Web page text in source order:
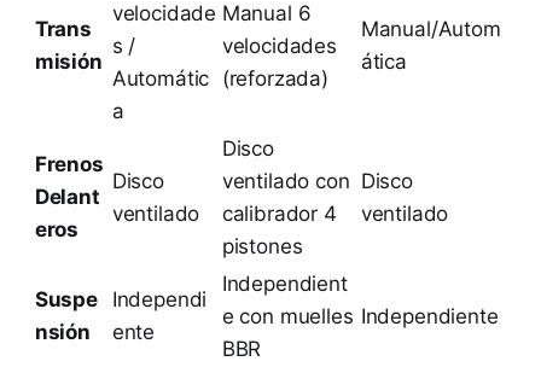
Trans
misión
velocidade
s /
Automátic
a
Manual 6
velocidades
(reforzada)
Manual/Autom
ática
Frenos
Delant
eros
Disco
ventilado
Disco
ventilado con
calibrador 4
pistones
Disco
ventilado
Suspe
nsión
Independi
ente
Independient
e con muelles
BBR
Independiente